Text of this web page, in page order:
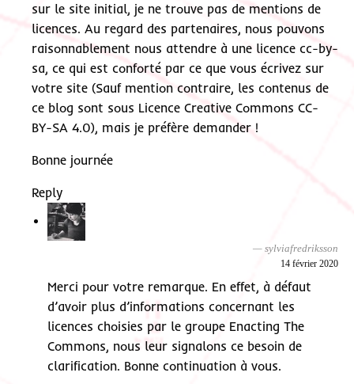
sur le site initial, je ne trouve pas de mentions de
licences. Au regard des partenaires, nous pouvons
raisonnablement nous attendre à une licence cc-by-
sa, ce qui est conforté par ce que vous écrivez sur
votre site (Sauf mention contraire, les contenus de
ce blog sont sous Licence Creative Commons CC-
BY-SA 4.0), mais je préfère demander !
Bonne journée
Reply
sylviafredriksson
14 février 2020
Merci pour votre remarque. En effet, à défaut
d’avoir plus d’informations concernant les
licences choisies par le groupe Enacting The
Commons, nous leur signalons ce besoin de
clarification. Bonne continuation à vous.